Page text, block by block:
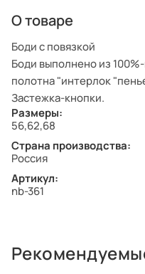
О товаре
Боди с повязкой
Боди выполнено из
полотна "интерлок
Застежка-кнопки.
Размеры:
56,62,68
Страна производства:
Россия
Артикул:
nb-361